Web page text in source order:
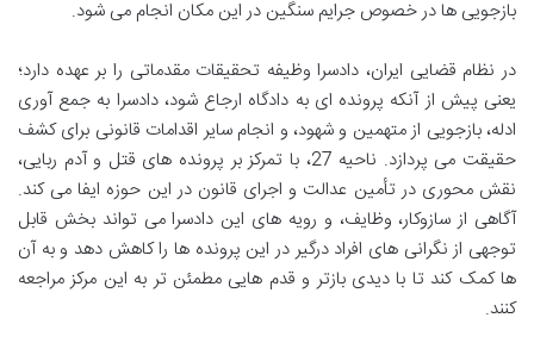
بازجویی ها در خصوص جرایم سنگین در این مکان انجام می شود.
در نظام قضایی ایران، دادسرا وظیفه تحقیقات مقدماتی را بر عهده دارد؛
یعنی پیش از آنکه پرونده ای به دادگاه ارجاع شود، دادسرا به جمع آوری
ادله، بازجویی از متهمین و شهود، و انجام سایر اقدامات قانونی برای کشف
حقیقت می پردازد. ناحیه 27، با تمرکز بر پرونده های قتل و آدم ربایی،
نقش محوری در تأمین عدالت و اجرای قانون در این حوزه ایفا می کند.
آگاهی از سازوکار، وظایف، و رویه های این دادسرا می تواند بخش قابل
توجهی از نگرانی های افراد درگیر در این پرونده ها را کاهش دهد و به آن
ها کمک کند تا با دیدی بازتر و قدم هایی مطمئن تر به این مرکز مراجعه
کنند.